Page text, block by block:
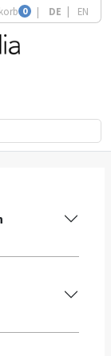
0 DE EN